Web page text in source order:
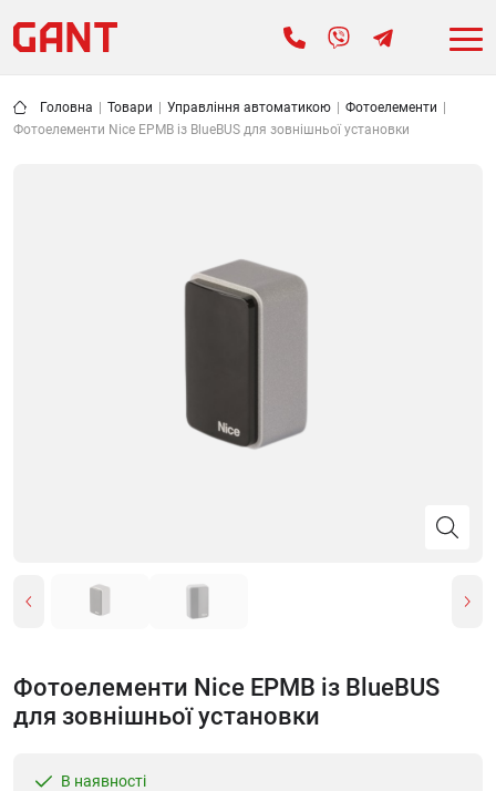
Головна Товари Управління автоматикою Фотоелементи
Фотоелементи Nice EPMB із BlueBUS для зовнішньої установки
Фотоелементи Nice EPMB із BlueBUS
для зовнішньої установки
В наявності